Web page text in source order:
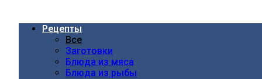
Рецепты
Все
Заготовки
Блюда из мяса
Блюда из рыбы